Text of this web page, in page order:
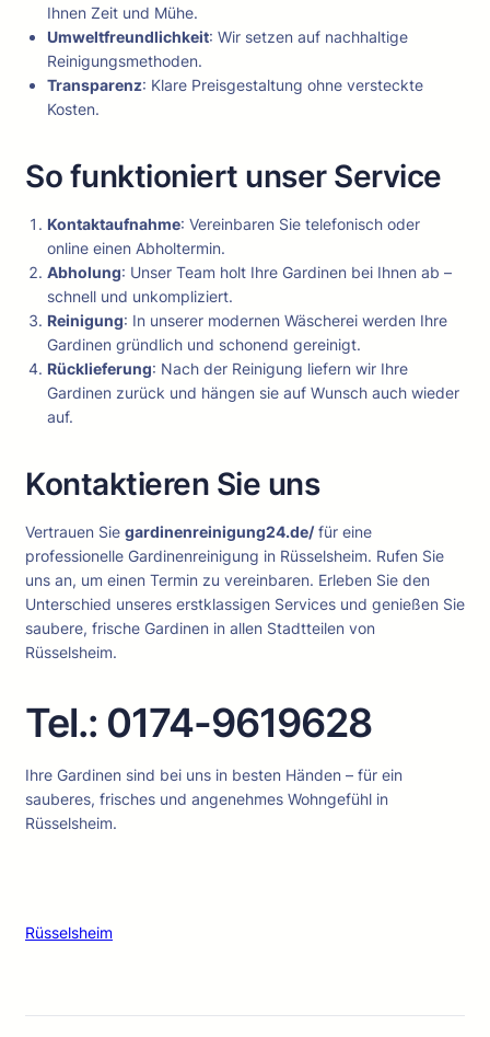
Ihnen Zeit und Mühe.
Umweltfreundlichkeit: Wir setzen auf nachhaltige
Reinigungsmethoden.
Transparenz: Klare Preisgestaltung ohne versteckte
Kosten.
So funktioniert unser Service
Kontaktaufnahme: Vereinbaren Sie telefonisch oder
online einen Abholtermin.
Abholung: Unser Team holt Ihre Gardinen bei Ihnen ab –
schnell und unkompliziert.
Reinigung: In unserer modernen Wäscherei werden Ihre
Gardinen gründlich und schonend gereinigt.
Rücklieferung: Nach der Reinigung liefern wir Ihre
Gardinen zurück und hängen sie auf Wunsch auch wieder
auf.
Kontaktieren Sie uns
Vertrauen Sie gardinenreinigung24.de/für eine
professionelle Gardinenreinigung in Rüsselsheim. Rufen Sie
uns an, um einen Termin zu vereinbaren. Erleben Sie den
Unterschied unseres erstklassigen Services und genießen Sie
saubere, frische Gardinen in allen Stadtteilen von
Rüsselsheim.
Tel.: 0174-9619628
Ihre Gardinen sind bei uns in besten Händen – für ein
sauberes, frisches und angenehmes Wohngefühl in
Rüsselsheim.
Rüsselsheim